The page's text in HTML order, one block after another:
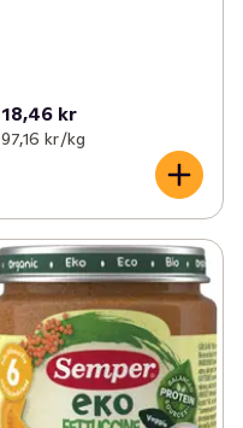
18,46 kr
97,16 kr /kg